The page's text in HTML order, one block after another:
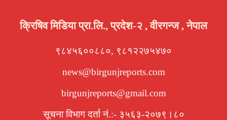
क्रिषिव मिडिया प्रा.लि., प्रदेश-२ , वीरगन्ज , नेपाल
९८४५६००८८०, ९८१२२७५४७०
news@birgunjreports.com
birgunjreports@gmail.com
सूचना विभाग दर्ता नं.:- ३५६३-२०७९।८०